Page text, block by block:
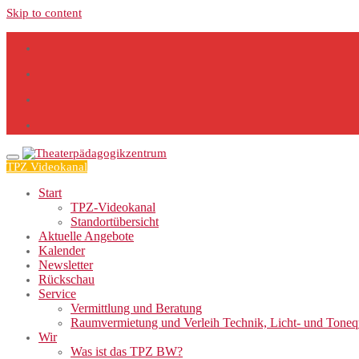
Skip to content
TPZ Videokanal
Start
TPZ-Videokanal
Standortübersicht
Aktuelle Angebote
Kalender
Newsletter
Rückschau
Service
Vermittlung und Beratung
Raumvermietung und Verleih Technik, Licht- und
Wir
Was ist das TPZ BW?